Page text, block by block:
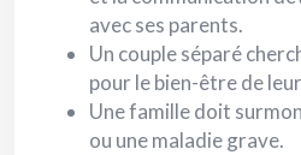
avec ses parents.
Un couple séparé
pour le bien-être de
Une famille doit
ou une maladie grave.